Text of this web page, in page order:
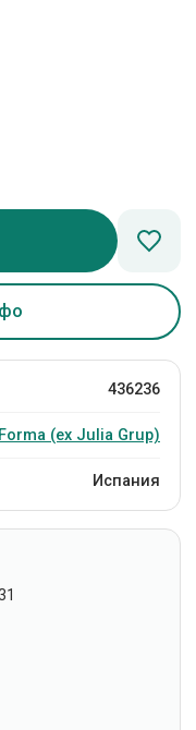
436236
(ех Julia Grup)
Испания